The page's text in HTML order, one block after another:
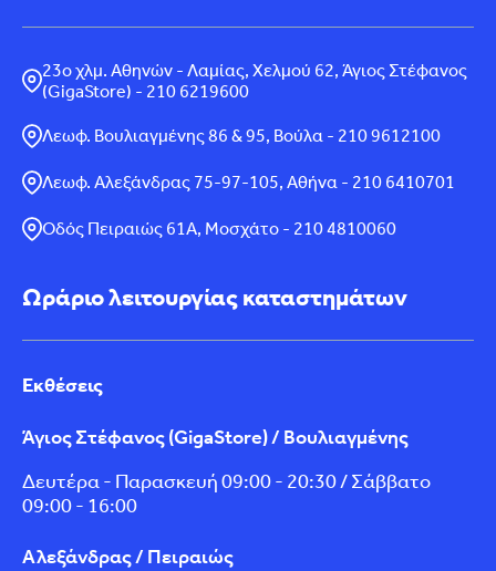
23ο χλμ. Αθηνών - Λαμίας, Χελμού 62, Άγιος Στέφανος
(GigaStore) - 210 6219600
Λεωφ. Βουλιαγμένης 86 & 95, Βούλα - 210 9612100
Λεωφ. Αλεξάνδρας 75-97-105, Αθήνα - 210 6410701
Οδός Πειραιώς 61Α, Μοσχάτο - 210 4810060
Ωράριο λειτουργίας καταστημάτων
Εκθέσεις
Άγιος Στέφανος (GigaStore) / Βουλιαγμένης
Δευτέρα - Παρασκευή 09:00 - 20:30 / Σάββατο
09:00 - 16:00
Αλεξάνδρας / Πειραιώς